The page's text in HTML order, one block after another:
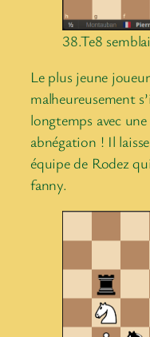
38.Te8
Le plus jeune
malheureusement
longtemps avec
abnégation ! Il
équipe de Rodez
fanny.